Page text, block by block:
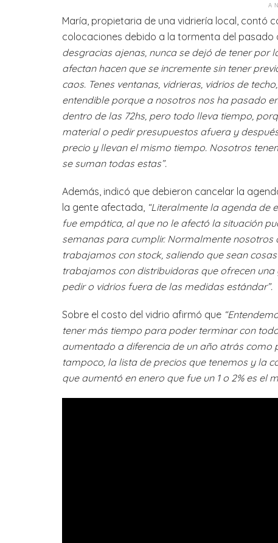
María, propietaria de una vidriería local, contó
colocaciones debido a la tormenta del pasado
desgracias ajenas, nunca se dejó de tener por
afectan hacen que se incremente sin tener
caos. Tenes ventanas, vidrieras, vidrios de
entendible porque a nosotros nos ha pasado
dentro de las 72hs, pero todo lleva tiempo,
material o pedir presupuestos afuera y
precio y llevan el mismo tiempo. Nosotros
se suman todas estas”.
Además, indicó que debieron cancelar la
la gente afectada, “Literalmente la agenda de
fue empática, al que no le afectó la situación
semanas para cumplir. Normalmente
trabajamos con stock, saliendo que sean
trabajamos con distribuidoras que ofrecen
pedir o vidrios fuera de las medidas estándar”.
Sobre el costo del vidrio afirmó que
tener más tiempo para poder terminar con
aumentado a diferencia de un año atrás
tampoco, la lista de precios que tenemos y la
que aumentó en enero que fue un 1 o 2% es el